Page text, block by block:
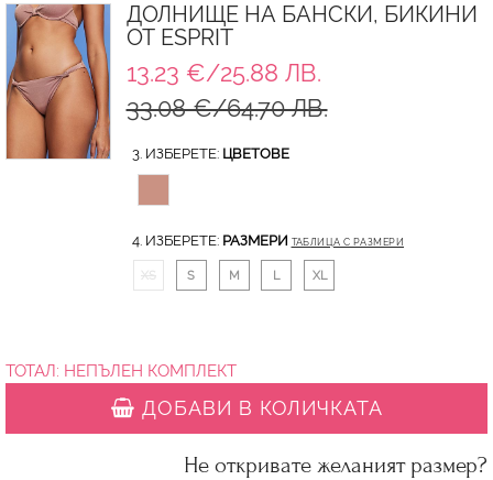
ДОЛНИЩE НА БАНСКИ, БИКИНИ
ОТ ESPRIT
13.23 €/25.88 ЛВ.
33.08 €/64.70 ЛВ.
3. ИЗБЕРЕТЕ: ЦВЕТОВЕ
4. ИЗБЕРЕТЕ: РАЗМЕРИ ТАБЛИЦА С РАЗМЕРИ
XS S M L XL
ТОТАЛ: НЕПЪЛЕН КОМПЛЕКТ
ДОБАВИ В КОЛИЧКАТА
Не откривате желаният размер?